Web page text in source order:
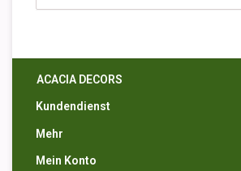
ACACIA DECORS
Kundendienst
Mehr
Mein Konto